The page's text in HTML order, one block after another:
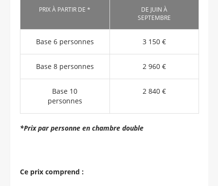
PRIX À PARTIR DE *
DE JUIN À
SEPTEMBRE
Base 6 personnes 3 150 €
Base 8 personnes 2 960 €
Base 10
personnes
2 840 €
*Prix par personne en chambre double
Ce prix comprend :